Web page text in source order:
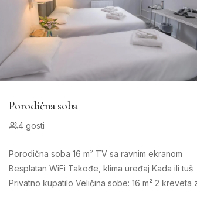
Porodična soba
4 gosti
Porodična soba 16 m² TV sa ravnim ekranom
Besplatan WiFi Takođe, klima uređaj Kada ili tuš
Privatno kupatilo Veličina sobe: 16 m² 2 kreveta za